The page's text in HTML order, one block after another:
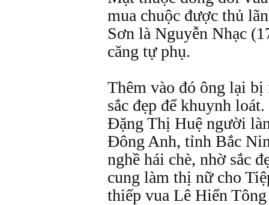
mua chuộc được thủ
Sơn là Nguyễn Nhạc
căng tự phụ.
Thêm vào đó ông lại
sắc đẹp để khuynh
Đặng Thị Huệ người
Đông Anh, tỉnh Bắc
nghề hái chè, nhờ sắc
cung làm thị nữ cho
thiếp vua Lê Hiển